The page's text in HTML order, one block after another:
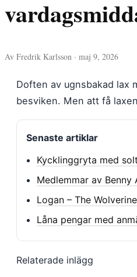
Av Fredrik Karlsson · maj 9, 2026
Doften av ugnsbakad lax
besviken. Men att få
Senaste artiklar
Kycklinggryta med
Medlemmar av Benny
Logan – The
Låna pengar med
Relaterade inlägg